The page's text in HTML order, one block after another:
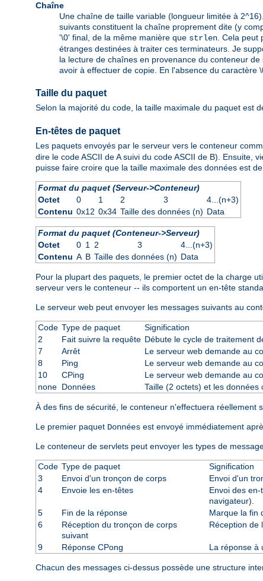
Chaîne
Une chaîne de taille variable (longueur limitée à
suivants constituent la chaîne proprement dite (y
'\0' final, de la même manière que strlen . Cela
étranges destinées à traiter ces terminateurs. Je
la lecture de chaînes en provenance du conteneur
avoir à effectuer de copie. En l'absence du caractère
Taille du paquet
Selon la majorité du code, la taille maximale du paquet est
En-têtes de paquet
Les paquets envoyés par le serveur vers le conteneur
dire le code ASCII de A suivi du code ASCII de B).
puisse faire croire que la taille maximale des données est
Format du paquet (Serveur->Conteneur)
Octet
0 1 2 3
4...(n+3)
Contenu 0x12 0x34 Taille des données (n) Data
Format du paquet (Conteneur->Serveur)
Octet
0 1 2 3
4...(n+3)
Contenu A B Taille des données (n) Data
Pour la plupart des paquets, le premier octet de la charge
serveur vers le conteneur -- ils comportent un en-tête
Le serveur web peut envoyer les messages suivants au
Code Type de paquet
Signification
2
Fait suivre la requête Débute le cycle de traitement
7
Arrêt
Le serveur web demande au
8
Ping
Le serveur web demande au
10
CPing
Le serveur web demande au
none Données Taille (2 octets) et les données
À des fins de sécurité, le conteneur n'effectuera réellement
Le premier paquet Données est envoyé immédiatement
Le conteneur de servlets peut envoyer les types de
Code Type de paquet
Signification
3
Envoi d'un tronçon de corps
Envoi d'un
4
Envoie les en-têtes
Envoi des
navigateur).
5
Fin de la réponse
Marque la fin
6
Réception du tronçon de corps
suivant
Réception de
9 Réponse CPong La réponse à
Chacun des messages ci-dessus possède une structure